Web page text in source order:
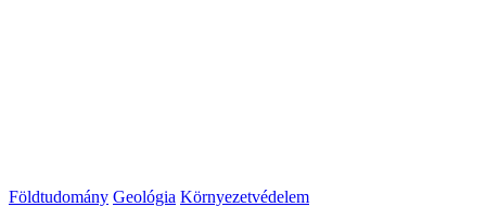
Földtudomány Geológia Környezetvédelem